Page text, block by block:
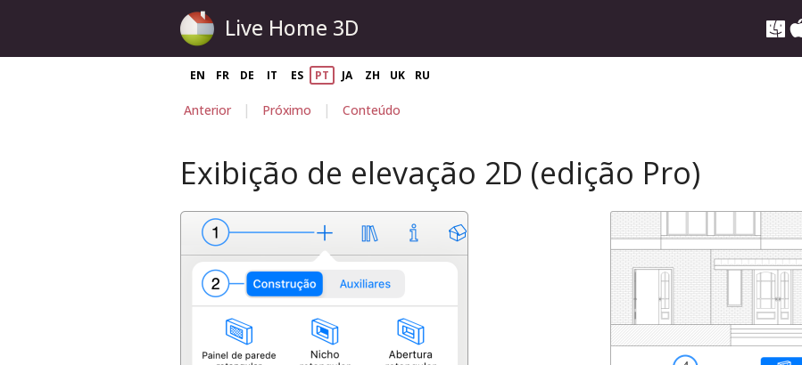
Live Home 3D
EN FR DE IT ES PT JA ZH UK RU
Anterior | Próximo | Conteúdo
Exibição de elevação 2D (edição Pro)